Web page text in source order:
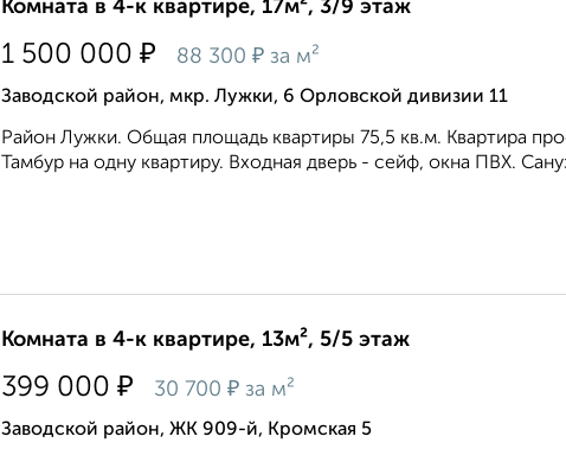
Комната в 4-к квартире, 17м², 3/9 этаж
1 500 000 ₽ 88 300 ₽ за м²
Заводской район, мкр. Лужки, 6 Орловской дивизии 11
Район Лужки. Общая площадь квартиры 75,5 кв.м. Квартира
Тамбур на одну квартиру. Входная дверь - сейф, окна ПВХ.
Комната в 4-к квартире, 13м², 5/5 этаж
399 000 ₽ 30 700 ₽ за м²
Заводской район, ЖК 909-й, Кромская 5